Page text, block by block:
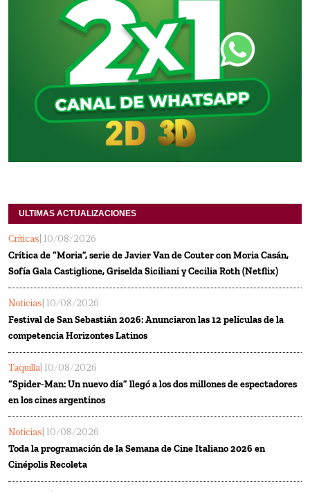
ULTIMAS ACTUALIZACIONES
Críticas | 10/08/2026
Crítica de “Moria”, serie de Javier Van de Couter con Moria Casán,
Sofía Gala Castiglione, Griselda Siciliani y Cecilia Roth (Netflix)
Noticias | 10/08/2026
Festival de San Sebastián 2026: Anunciaron las 12 películas de la
competencia Horizontes Latinos
Taquilla | 10/08/2026
“Spider-Man: Un nuevo día” llegó a los dos millones de espectadores
en los cines argentinos
Noticias | 10/08/2026
Toda la programación de la Semana de Cine Italiano 2026 en
Cinépolis Recoleta